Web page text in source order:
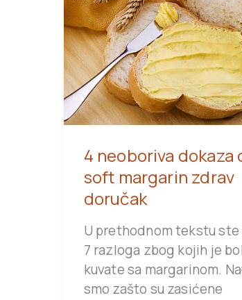
4 neoboriva dokaza
soft margarin zdrav
doručak
U prethodnom tekstu ste
7 razloga zbog kojih je
kuvate sa margarinom.
smo zašto su zasićene